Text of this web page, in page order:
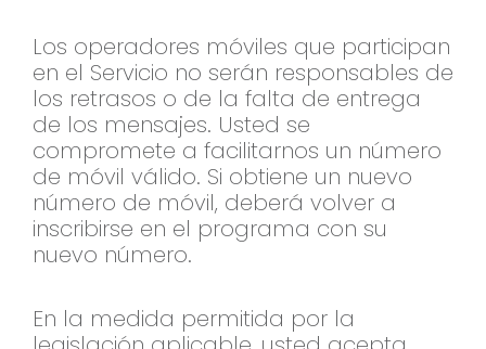
Los operadores móviles que participan
en el Servicio no serán responsables de
los retrasos o de la falta de entrega
de los mensajes. Usted se
compromete a facilitarnos un número
de móvil válido. Si obtiene un nuevo
número de móvil, deberá volver a
inscribirse en el programa con su
nuevo número.
En la medida permitida por la